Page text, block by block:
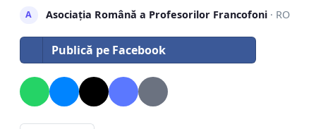
A Asociația Română a Profesorilor Francofoni· RO
Publică pe Facebook